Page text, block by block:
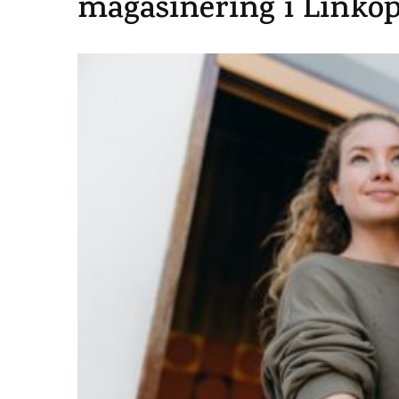
magasinering i